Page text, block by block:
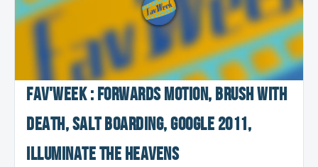
Fav'Week : Forwards Motion, Brush With
Death, Salt Boarding, Google 2011,
Illuminate the Heavens